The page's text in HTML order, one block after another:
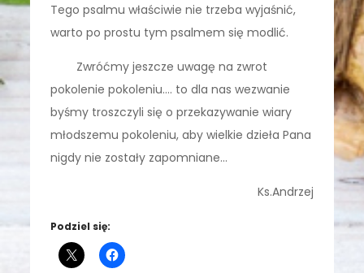
Tego psalmu właściwie nie trzeba wyjaśnić,
warto po prostu tym psalmem się modlić.
Zwróćmy jeszcze uwagę na zwrot
pokolenie pokoleniu…. to dla nas wezwanie
byśmy troszczyli się o przekazywanie wiary
młodszemu pokoleniu, aby wielkie dzieła Pana
nigdy nie zostały zapomniane…
Ks.Andrzej
Podziel się: